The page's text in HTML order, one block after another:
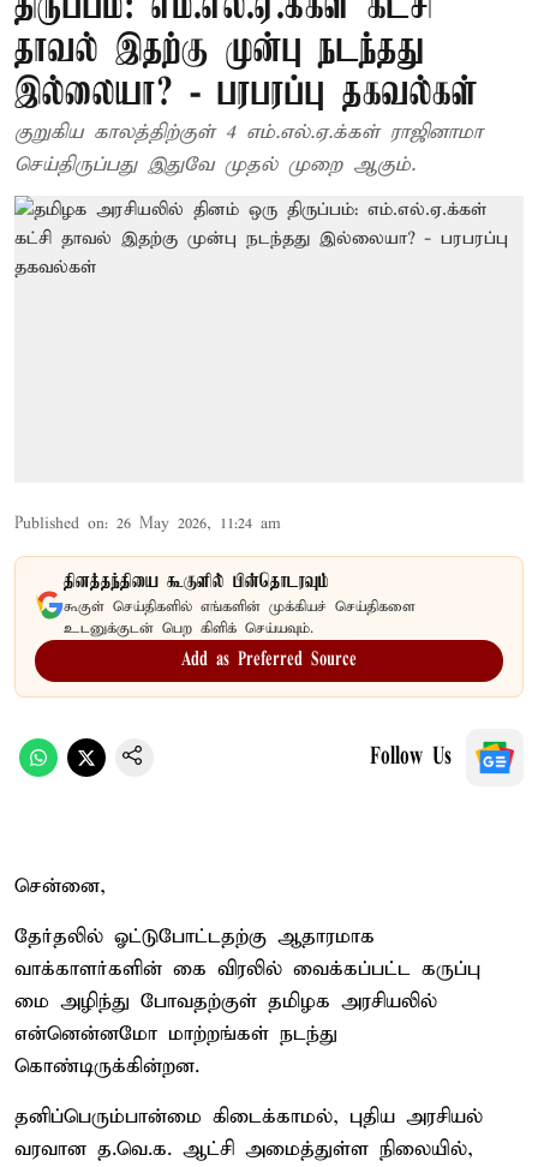
தாவல் இதற்கு முன்பு நடந்தது
இல்லையா? - பரபரப்பு தகவல்கள்
குறுகிய காலத்திற்குள் 4 எம்.எல்.ஏ.க்கள் ராஜினாமா
செய்திருப்பது இதுவே முதல் முறை ஆகும்.
Published on: 26 May 2026, 11:24 am
தினத்தந்தியை கூகுளில் பின்தொடரவும்
கூகுள் செய்திகளில் எங்களின் முக்கியச் செய்திகளை
உடனுக்குடன் பெற கிளிக் செய்யவும்.
Add as Preferred Source
Follow Us
சென்னை,
தேர்தலில் ஓட்டுபோட்டதற்கு ஆதாரமாக
வாக்காளர்களின் கை விரலில் வைக்கப்பட்ட கருப்பு
மை அழிந்து போவதற்குள் தமிழக அரசியலில்
என்னென்னமோ மாற்றங்கள் நடந்து
கொண்டிருக்கின்றன.
தனிப்பெரும்பான்மை கிடைக்காமல், புதிய அரசியல்
வரவான த.வெ.க. ஆட்சி அமைத்துள்ள நிலையில்,